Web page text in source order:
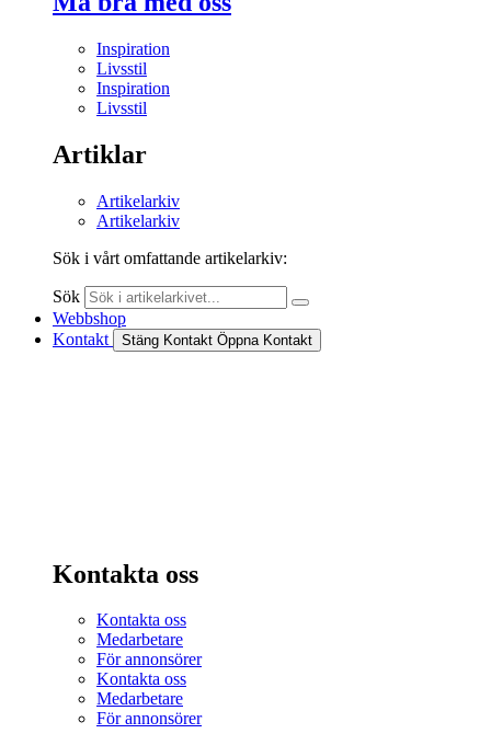
Inspiration
Livsstil
Inspiration
Livsstil
Artiklar
Artikelarkiv
Artikelarkiv
Sök i vårt omfattande artikelarkiv:
Sök
Webbshop
Kontakt
Stäng Kontakt Öppna Kontakt
Kontakta oss
Kontakta oss
Medarbetare
För annonsörer
Kontakta oss
Medarbetare
För annonsörer